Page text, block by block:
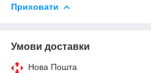
Приховати
Умови доставки
Нова Пошта